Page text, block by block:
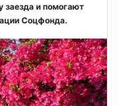
заезда и помогают
Соцфонда.